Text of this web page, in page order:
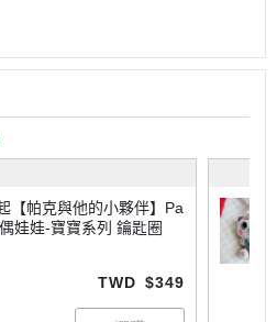
【帕克與他的小夥伴】Pa
娃娃-寶寶系列 鑰匙圈
TWD $349